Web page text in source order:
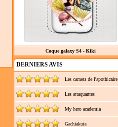
Coque galaxy S4 - Kiki
DERNIERS AVIS
Les carnets de l'apothicaire
Les attaquantes
My hero academia
Gachiakuta